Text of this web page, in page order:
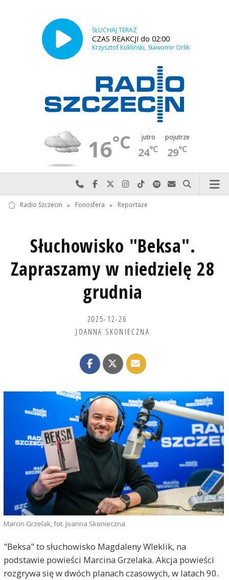
SŁUCHAJ TERAZ
CZAS REAKCJI do 02:00
Krzysztof Kukliński, Sławomir Orlik
16°C jutro
24°C
pojutrze
29°C
Najlepiej po prostu do nas zadzwoń
Odwiedź nas na Facebook-u
Odwiedź nas na X
Odwiedź nas na Instagram-ie
Odwiedź nas na TikTok-u
Szukaj nas na Spotify
Wyślij do nas
Szukaj
Radio Szczecin » Fonosfera » Reportaże
Słuchowisko "Beksa".
Zapraszamy w niedzielę 28
grudnia
2025-12-26
JOANNA SKONIECZNA
Marcin Grzelak, fot. Joanna Skonieczna
"Beksa" to słuchowisko Magdaleny Wleklik, na
podstawie powieści Marcina Grzelaka. Akcja powieści
rozgrywa się w dwóch planach czasowych, w latach 90.